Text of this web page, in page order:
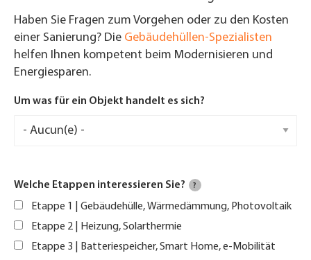
Haben Sie Fragen zum Vorgehen oder zu den Kosten
einer Sanierung? Die Gebäudehüllen-Spezialisten
helfen Ihnen kompetent beim Modernisieren und
Energiesparen.
Um was für ein Objekt handelt es sich?
Welche Etappen interessieren Sie? ?
Etappe 1 | Gebäudehülle, Wärmedämmung, Photovoltaik
Etappe 2 | Heizung, Solarthermie
Etappe 3 | Batteriespeicher, Smart Home, e-Mobilität